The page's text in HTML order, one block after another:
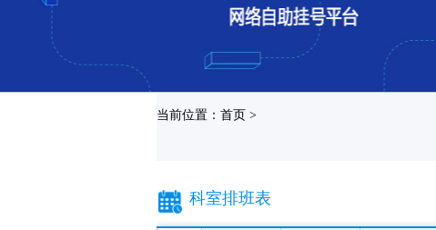
当前位置：首页 >
科室排班表